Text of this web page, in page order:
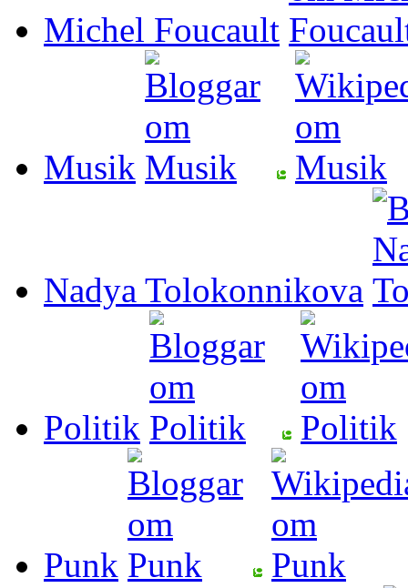
Michel Foucault
Musik
Nadya Tolokonnikova
Politik
Punk